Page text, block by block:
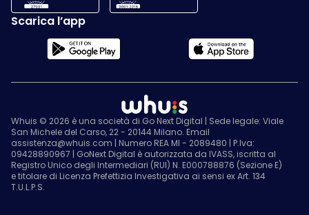
Scarica l’app
Whuis © 2026 è una società di Go Next Digital | Sede legale: Viale
San Michele del Carso, 22 - 20144 Milano. Email
assistenza@whuis.com | Numero REA MI - 2089480 | P.Iva:
09428890967 | GoNext Digital è autorizzata da IVASS, iscritta al
Registro Unico degli Intermediari (RUI) N. E000788876 (Sezione E)
e titolare di Licenza Prefettizia Investigativa ai sensi ex Art. 134
T.U.L.P.S.